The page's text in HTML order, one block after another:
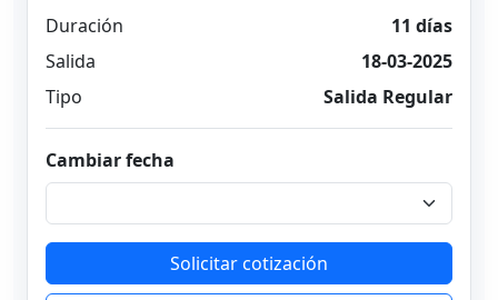
Duración
11 días
Salida
18-03-2025
Tipo
Salida Regular
Cambiar fecha
Solicitar cotización